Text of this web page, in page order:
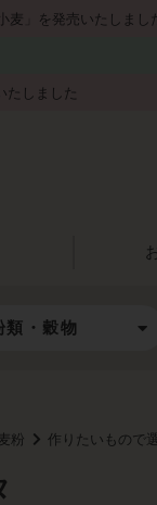
麦」を発売いたしました
しました
類・穀物
粉 作りたいもので